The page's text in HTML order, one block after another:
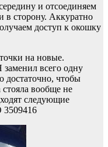
и отсоединяем
в сторону. Аккуратно
доступ к окошку
на новые.
заменил всего одну
достаточно, чтобы
стояла вообще не
следующие